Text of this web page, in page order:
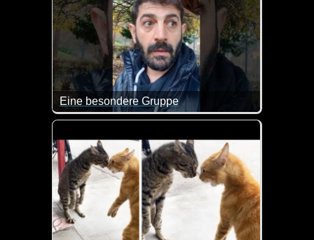
Eine besondere Gruppe
Wenn man diese Polonaise sieht, kann man